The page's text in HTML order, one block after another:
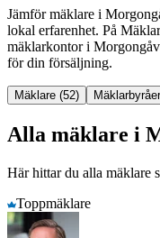
Jämför mäklare i
lokal erfarenhet. På
mäklarkontori
för din försäljning.
Mäklare (52)
Alla mäklare i
Här hittar du alla mäklare
Toppmäklare